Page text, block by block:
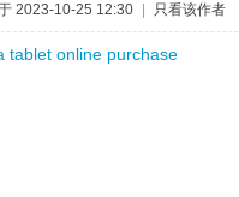
2023-10-25 12:30 只看该作者
tablet online purchase